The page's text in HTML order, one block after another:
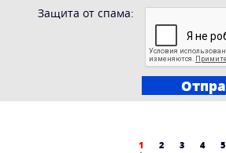
Защита от спама:
1 2 3 4 5